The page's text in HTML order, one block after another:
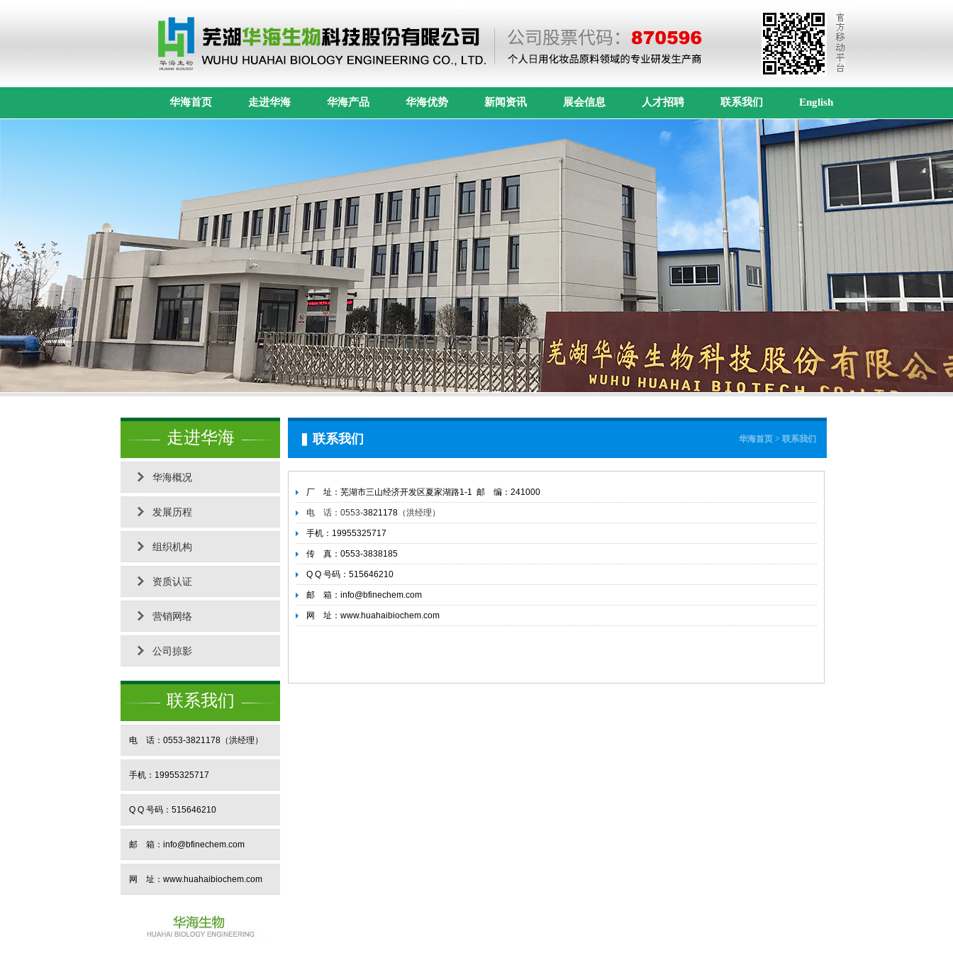
华海首页 走进华海 华海产品 华海优势 新闻资讯 展会信息 人才招聘 联系我们 English
走进华海
华海概况
发展历程
组织机构
资质认证
营销网络
公司掠影
联系我们
电 话：0553-3821178（洪经理）
手机：19955325717
Q Q 号码：515646210
邮 箱：info@bfinechem.com
网 址： www.huahaibiochem.com
联系我们 华海首页 > 联系我们
厂 址：芜湖市三山经济开发区夏家湖路1-1 邮 编：241000
电 话：0553-3821178 （洪经理）
手机：19955325717
传 真：0553-3838185
Q Q 号码：515646210
邮 箱：info@bfinechem.com
网 址： www.huahaibiochem.com